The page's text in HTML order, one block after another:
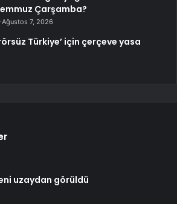
Çarşamba?
Ağustos 7, 2026
Türkiye’ için çerçeve yasa
uzaydan görüldü